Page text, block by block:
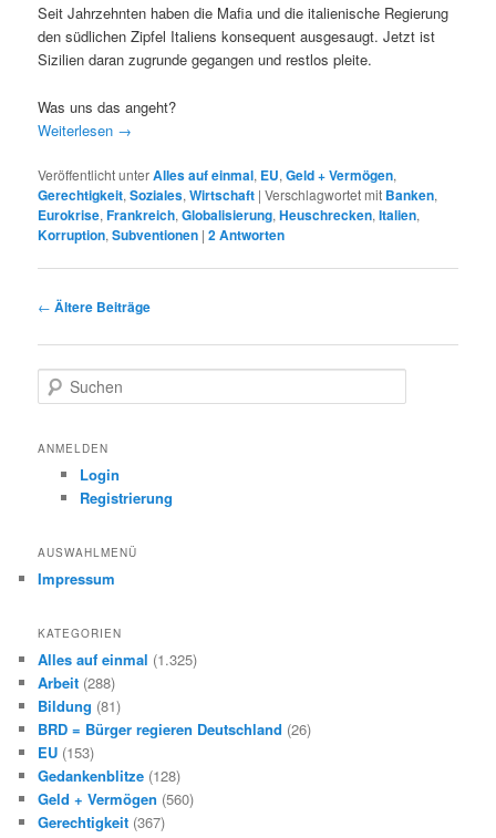
Seit Jahrzehnten haben die Mafia und die italienische Regierung
den südlichen Zipfel Italiens konsequent ausgesaugt. Jetzt ist
Sizilien daran zugrunde gegangen und restlos pleite.
Was uns das angeht?
Weiterlesen →
Veröffentlicht unterAlles auf einmal, EU,Geld + Vermögen,
Gerechtigkeit,Soziales,Wirtschaft |Verschlagwortet mit Banken,
Eurokrise,Frankreich,Globalisierung,Heuschrecken,Italien,
Korruption,Subventionen |2Antworten
Beitragsnavigation
← Ältere Beiträge
u
h
ANMELDEN
Login
Registrierung
AUSWAHLMENÜ
Impressum
KATEGORIEN
Alles auf einmal (1.325)
Arbeit (288)
Bildung (81)
BRD = Bürger regieren Deutschland (26)
EU (153)
Gedankenblitze (128)
Geld + Vermögen (560)
Gerechtigkeit (367)